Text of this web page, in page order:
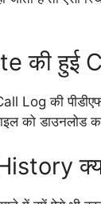
की हुई
Log की
को डाउनलोड